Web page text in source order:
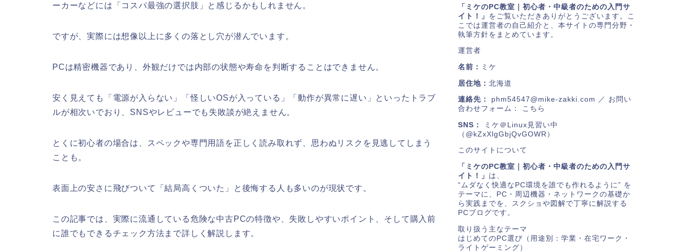
ーカーなどには「コスパ最強の選択肢」と感じるかもしれません。
ですが、実際には想像以上に多くの落とし穴が潜んでいます。
PCは精密機器であり、外観だけでは内部の状態や寿命を判断することはできません。
安く見えても「電源が入らない」「怪しいOSが入っている」「動作が異常に遅い」といったトラブ
ルが相次いでおり、SNSやレビューでも失敗談が絶えません。
とくに初心者の場合は、スペックや専門用語を正しく読み取れず、思わぬリスクを見逃してしまう
ことも。
表面上の安さに飛びついて「結局高くついた」と後悔する人も多いのが現状です。
この記事では、実際に流通している危険な中古PCの特徴や、失敗しやすいポイント、そして購入前
に誰でもできるチェック方法まで詳しく解説します。
「ミケのPC教室｜初心者・中級者のための入門サ
イト！」 をご覧いただきありがとうございます。こ
こでは運営者の自己紹介と、本サイトの専門分野・
執筆方針をまとめています。
運営者
名前： ミケ
居住地： 北海道
連絡先： phm54547@mike-zakki.com ／ お問い
合わせフォーム： こちら
SNS：
ミケ＠Linux見習い中
（@kZxXlgGbjQvGOWR）
このサイトについて
「ミケのPC教室｜初心者・中級者のための入門サ
イト！」 は、
“ムダなく快適なPC環境を誰でも作れるように” を
テーマに、PC・周辺機器・ネットワークの基礎か
ら実践までを、スクショや図解で丁寧に解説する
PCブログです。
取り扱う主なテーマ
はじめてのPC選び（用途別：学業・在宅ワーク・
ライトゲーミング）